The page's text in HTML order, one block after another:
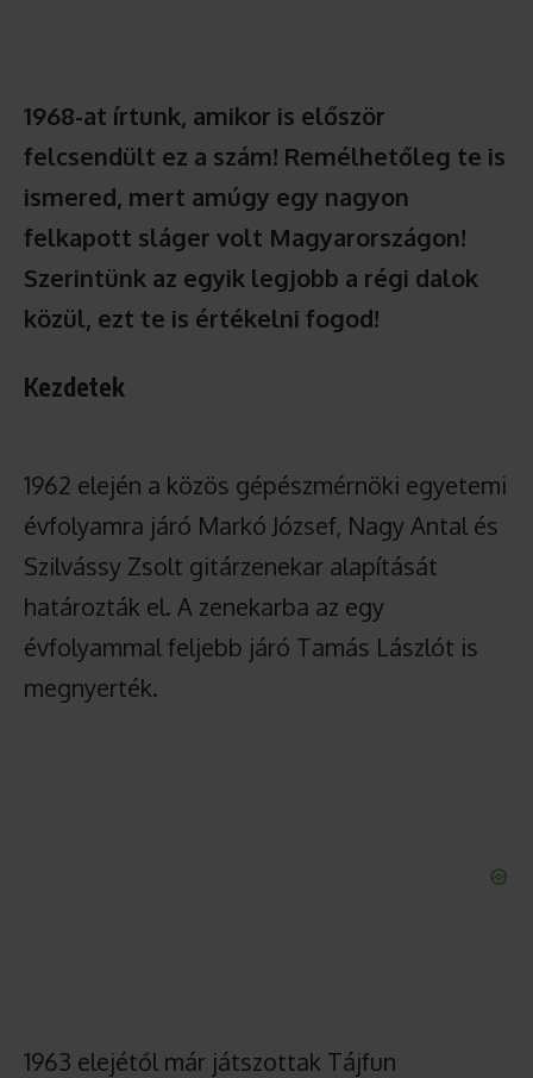
1968-at írtunk, amikor is először
felcsendült ez a szám! Remélhetőleg te is
ismered, mert amúgy egy nagyon
felkapott sláger volt Magyarországon!
Szerintünk az egyik legjobb a régi dalok
közül, ezt te is értékelni fogod!
Kezdetek
1962 elején a közös gépészmérnöki egyetemi
évfolyamra járó Markó József, Nagy Antal és
Szilvássy Zsolt gitárzenekar alapítását
határozták el. A zenekarba az egy
évfolyammal feljebb járó Tamás Lászlót is
megnyerték.
1963 elejétől már játszottak Tájfun